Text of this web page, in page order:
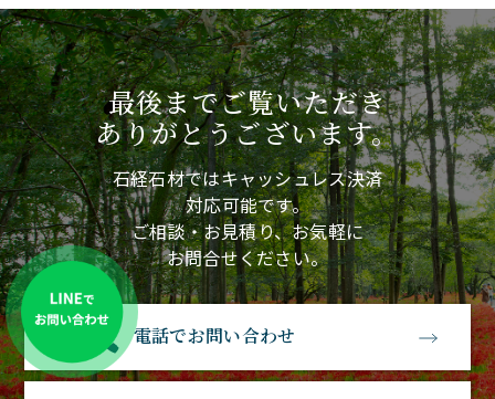
最後までご覧いただき
ありがとうございます。
石経石材ではキャッシュレス決済
対応可能です。
ご相談・お見積り、お気軽に
お問合せください。
電話でお問い合わせ